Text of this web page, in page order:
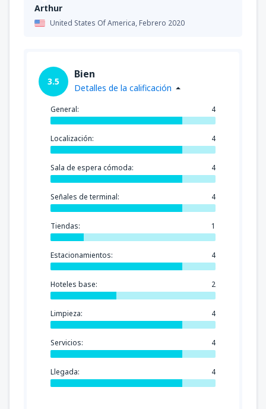
Arthur
United States Of America,Febrero 2020
3.5
Bien
Detalles de la calificación
General: 4
Localización: 4
Sala de espera cómoda: 4
Señales de terminal: 4
Tiendas: 1
Estacionamientos: 4
Hoteles base: 2
Limpieza: 4
Servicios: 4
Llegada: 4